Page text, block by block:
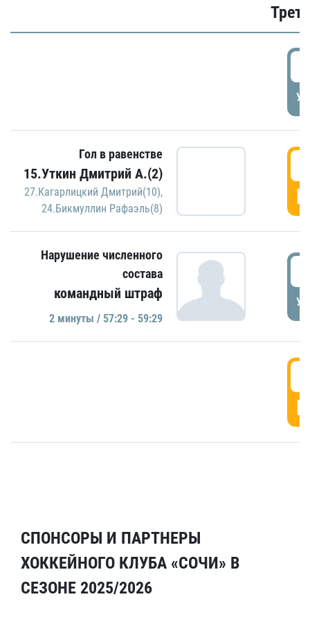
Гол в равенстве
15.Уткин Дмитрий А.(2)
27.Кагарлицкий Дмитрий(10),
24.Бикмуллин Рафаэль(8)
Нарушение численного
состава
командный штраф
2 минуты / 57:29 - 59:29
СПОНСОРЫ И ПАРТНЕРЫ
ХОККЕЙНОГО КЛУБА «СОЧИ» В
СЕЗОНЕ 2025/2026